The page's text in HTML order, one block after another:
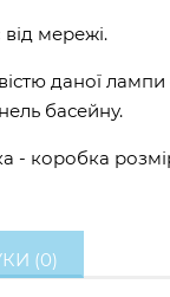
мережі.
даної лампи
басейну.
- коробка
(0)